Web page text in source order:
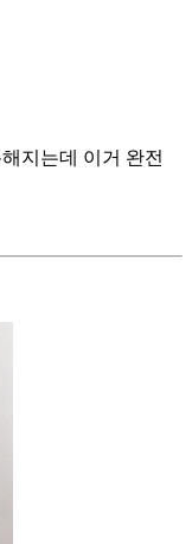
지는데 이거 완전